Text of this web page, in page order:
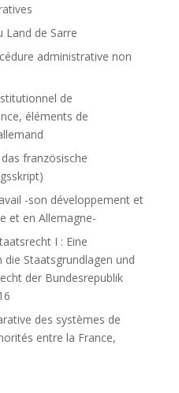
Land de Sarre
administrative non
de
éléments de
das französische
-son développement et
et en Allemagne-
I : Eine
die Staatsgrundlagen und
der Bundesrepublik
des systèmes de
entre la France,